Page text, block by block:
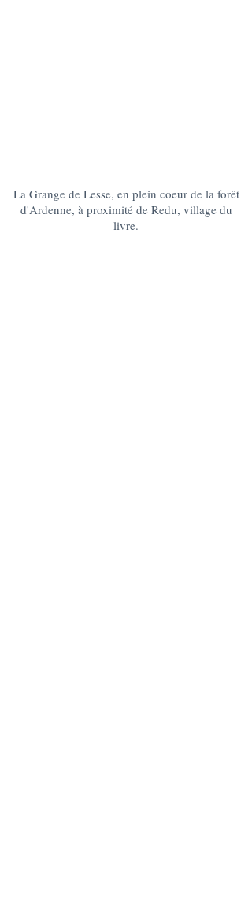
La Grange de Lesse, en plein coeur de la forêt
d'Ardenne, à proximité de Redu, village du
livre.